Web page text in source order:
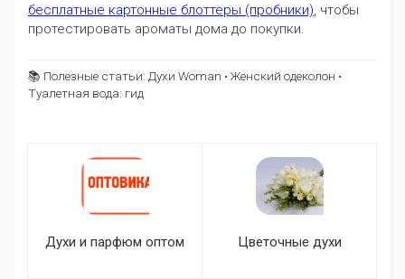
бесплатные картонные блоттеры (пробники) , чтобы
протестировать ароматы дома до покупки.
📚 Полезные статьи: Духи Woman • Женский одеколон •
Туалетная вода: гид
Духи и парфюм оптом Цветочные духи